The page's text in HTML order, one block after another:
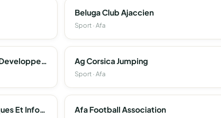
Beluga Club Ajaccien
Sport · Afa
Adoc ( Association Pour Le Developpement De L'oncologie En Corse ) Ag Corsica Jumping
Sport · Afa
Comite D'etudes Scientifiques Et Informatiques De La Toponymie Corse (Cesit-Corsica) Afa Football Association